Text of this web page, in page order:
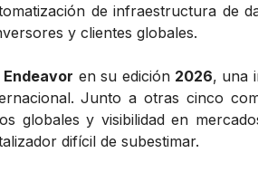
de infraestructura de
y clientes globales.
Endeavor en su edición 2026, una
Junto a otras cinco
globales y visibilidad en
difícil de subestimar.